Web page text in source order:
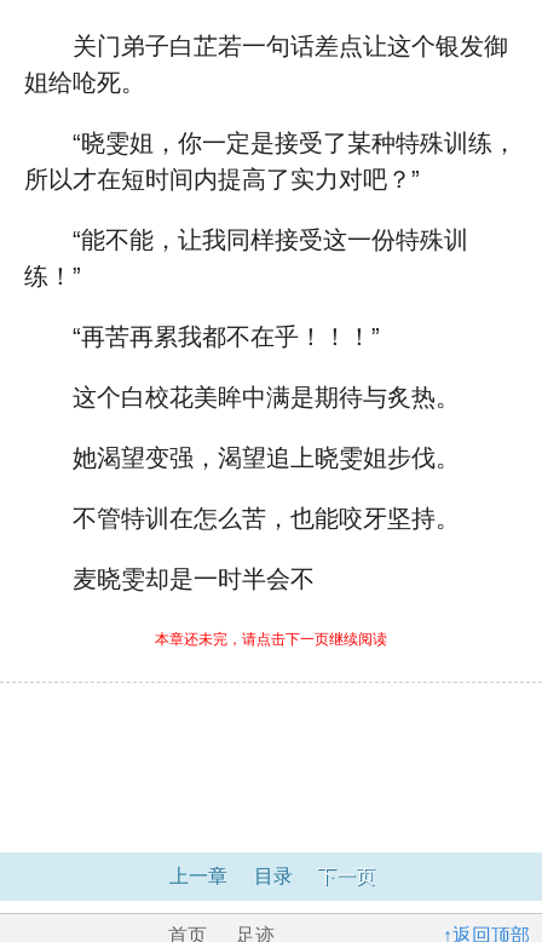
关门弟子白芷若一句话差点让这个银发御
姐给呛死。
“晓雯姐，你一定是接受了某种特殊训练，
所以才在短时间内提高了实力对吧？”
“能不能，让我同样接受这一份特殊训
练！”
“再苦再累我都不在乎！！！”
这个白校花美眸中满是期待与炙热。
她渴望变强，渴望追上晓雯姐步伐。
不管特训在怎么苦，也能咬牙坚持。
麦晓雯却是一时半会不
本章还未完，请点击下一页继续阅读
上一章 目录 下一页
↑返回顶部
首页 足迹